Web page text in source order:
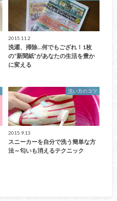
2015.11.2
洗濯、掃除…何でもござれ！1枚
の“新聞紙”があなたの生活を豊か
に変える
洗い方のコツ
2015.9.13
スニーカーを自分で洗う簡単な方
法～匂いも消えるテクニック